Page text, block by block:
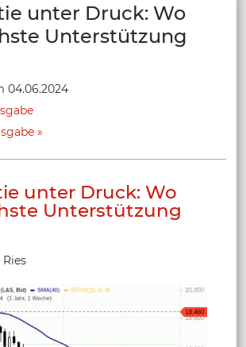
unter Druck: Wo
Unterstützung
04.06.2024
unter Druck: Wo
Unterstützung